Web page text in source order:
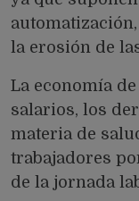
la erosión de
La economía
salarios, los
materia de
trabajadores
de la jornada